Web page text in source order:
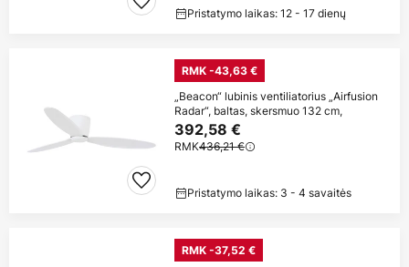
Pristatymo laikas: 12 - 17 dienų
RMK -43,63 €
„Beacon“ lubinis ventiliatorius „Airfusion
Radar“, baltas, skersmuo 132 cm,
392,58 €
RMK436,21 €
Pristatymo laikas: 3 - 4 savaitės
RMK -37,52 €